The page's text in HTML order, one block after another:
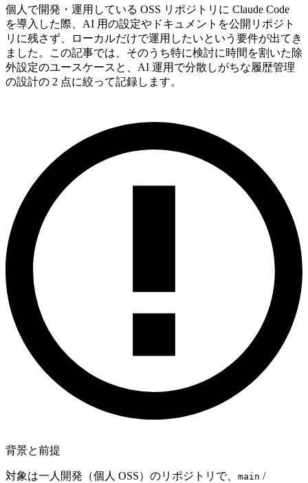
個人で開発・運用している OSS リポジトリに Claude Code
を導入した際、AI 用の設定やドキュメントを公開リポジト
リに残さず、ローカルだけで運用したいという要件が出てき
ました。この記事では、そのうち特に検討に時間を割いた除
外設定のユースケースと、AI 運用で分散しがちな履歴管理
の設計の 2 点に絞って記録します。
背景と前提
対象は一人開発（個人 OSS）のリポジトリで、 main /